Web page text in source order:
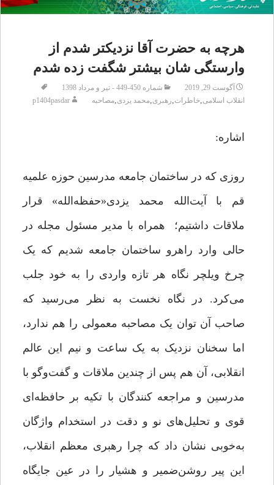
هرچه به حضرت آقا نزدیکتر شدم از
وارستگی شان بیشتر شگفت زده شدم
آگوست 29, 2019
شماره 450-449 - تیر و مرداد 1398
انقلاب اسلامی,خاطرات,رهبری,محمد یزدی,مصاحبه p1404pasdar
اشاره:
روزی که در ساختمان جامعه مدرسین حوزه علمیه
قم با آیت‌الله محمد یزدی«حفظه‌الله» قرار
ملاقات داشتیم؛ همراه با مدیر مسئول مجله در
حالی وارد راهرو ساختمان جامعه شدیم که یک
چرخ ویلچر نگاه هر تازه واردی را به خود جلب
می‌کرد. در نگاه نخست به نظر می‌رسید که
صاحب آن توان یک مصاحبه معمولی را هم ندارد،
اما سخنان نزدیک به یک ساعت و نیم این عالم
انقلابی، آن هم پس از چندین ملاقات و گفت‌وگو با
مدرسین و مراجعه کنندگان با تکیه بر حافظه‌ای
قوی و تحلیل‌های نو و دقت در استخدام واژگان
به‌خوبی نشان ‌داد که چرا رهبری معظم انقلاب،
این پیر روشن‌ضمیر و هشیار را در عین جایگاه